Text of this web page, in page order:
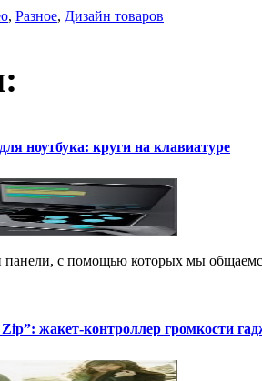
, Разное, Дизайн товаров
ноутбука: круги на клавиатуре
с помощью которых мы
жакет-контроллер громкости